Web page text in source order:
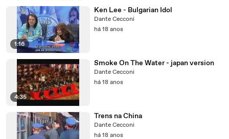
1:16
Ken Lee - Bulgarian Idol
Dante Cecconi
há 18 anos
4:35
Smoke On The Water - japan version
Dante Cecconi
há 18 anos
Trens na China
Dante Cecconi
há 18 anos